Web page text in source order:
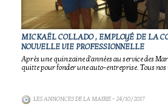
MICKAËL COLLADO , EMPLOYÉ DE LA
NOUVELLE VIE PROFESSIONNELLE
Après une quinzaine d'années au service des
quitte pour fonder une auto-entreprise. Tous nos
LES ANNONCES DE LA MAIRIE- 24/10/2017